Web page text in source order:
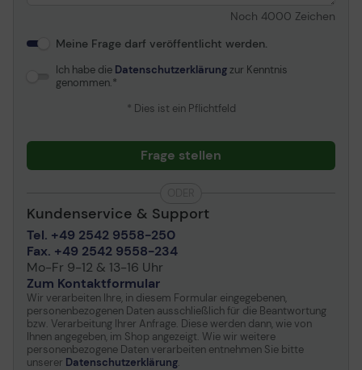
Noch 4000 Zeichen
Meine Frage darf veröffentlicht werden.
Ich habe die Datenschutzerklärungzur Kenntnis
genommen.
* Dies ist ein Pflichtfeld
Frage stellen
Kundenservice & Support
Tel. +49 2542 9558-250
Fax. +49 2542 9558-234
Mo-Fr 9-12 & 13-16 Uhr
Zum Kontaktformular
Wir verarbeiten Ihre, in diesem Formular eingegebenen,
personenbezogenen Daten ausschließlich für die Beantwortung
bzw. Verarbeitung Ihrer Anfrage. Diese werden dann, wie von
Ihnen angegeben, im Shop angezeigt. Wie wir weitere
personenbezogene Daten verarbeiten entnehmen Sie bitte
unserer Datenschutzerklärung.